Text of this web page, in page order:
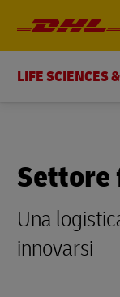
LIFE SCIENCES
Settore
Una
innovarsi